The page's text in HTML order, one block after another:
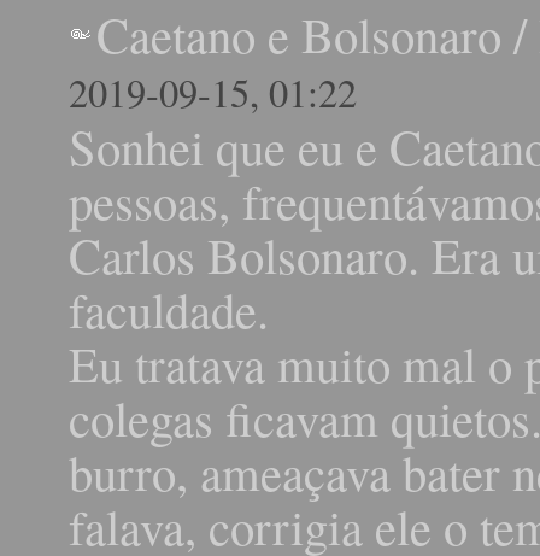
Caetano e Bolsonaro /
2019-09-15, 01:22
Sonhei que eu e
pessoas,
Carlos Bolsonaro. Era
faculdade.
Eu tratava muito mal o
colegas ficavam
burro, ameaçava bater
falava, corrigia ele o